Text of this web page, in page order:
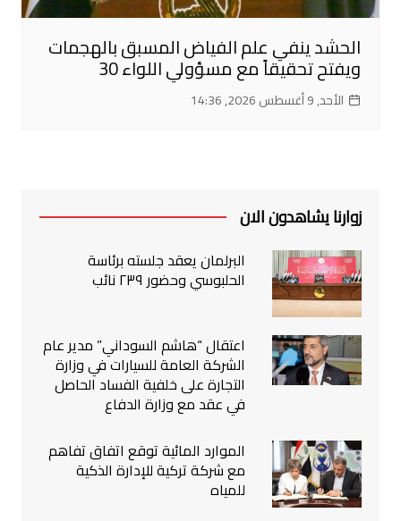
الحشد ينفي علم الفياض المسبق بالهجمات
ويفتح تحقيقاً مع مسؤولي اللواء 30
الأحد, 9 أغسطس 2026, 14:36
زوارنا يشاهدون الان
البرلمان يعقد جلسته برئاسة
الحلبوسي وحضور ٢٣٩ نائب
اعتقال “هاشم السوداني” مدير عام
الشركة العامة للسيارات في وزارة
التجارة على خلفية الفساد الحاصل
في عقد مع وزارة الدفاع
الموارد المائية توقع اتفاق تفاهم
مع شركة تركية للإدارة الذكية
للمياه